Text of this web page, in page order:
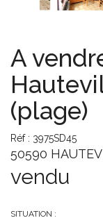
A
(plage)
Réf : 3975SD45
50590
vendu
SITUATION :